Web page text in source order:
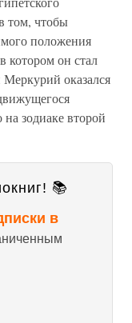
том, чтобы
положения
котором он стал
оказался
зодиаке второй
📚
в